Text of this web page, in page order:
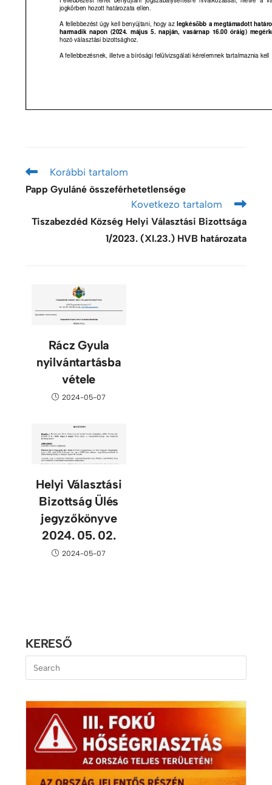
Korábbi tartalom
Papp Gyuláné összeférhetetlensége
Kovetkezo tartalom
Tiszabezdéd Község Helyi Választási Bizottsága
1/2023. (XI.23.) HVB határozata
Rácz Gyula
nyilvántartásba
vétele
2024-05-07
Helyi Választási
Bizottság Ülés
jegyzőkönyve
2024. 05. 02.
2024-05-07
KERESŐ